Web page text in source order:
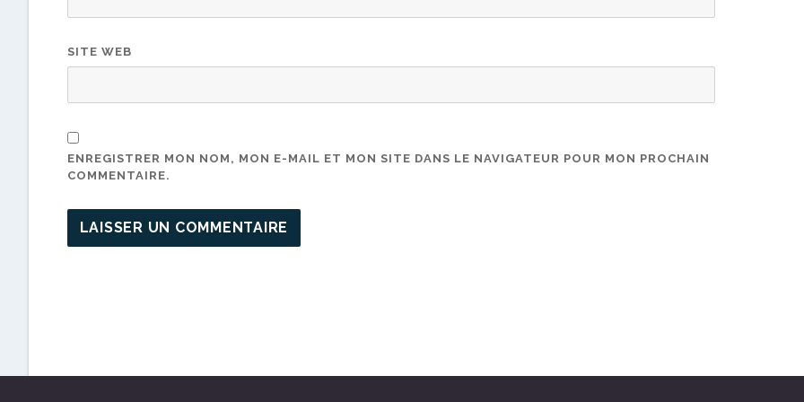
SITE WEB
ENREGISTRER MON NOM, MON E-MAIL ET MON SITE DANS LE NAVIGATEUR POUR MON PROCHAIN
COMMENTAIRE.